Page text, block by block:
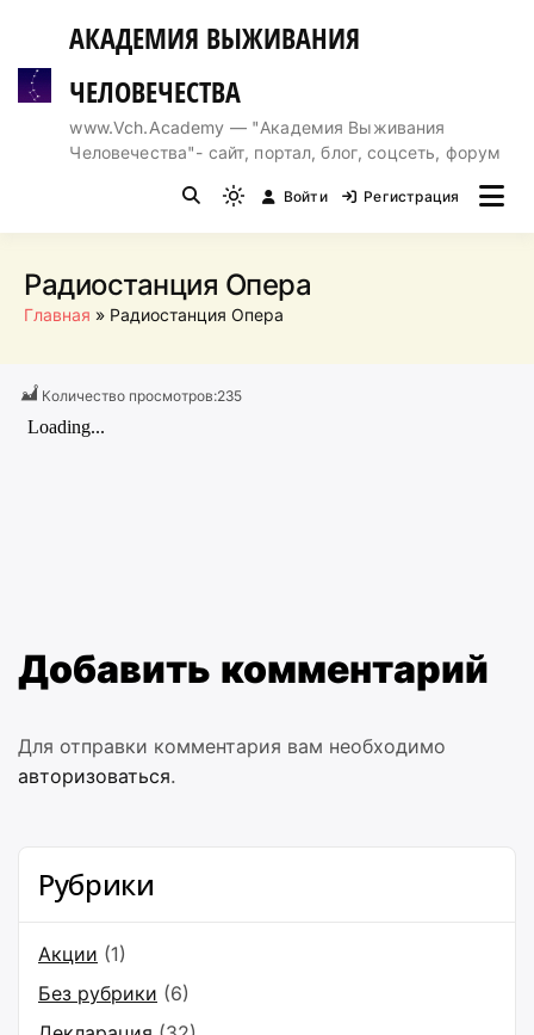
содержимому
АКАДЕМИЯ ВЫЖИВАНИЯ
ЧЕЛОВЕЧЕСТВА
www.Vch.Academy — "Академия Выживания
Человечества"- сайт, портал, блог, соцсеть, форум
Light
mode
(click
to
switch
dark)
Войти Регистрация
Радиостанция Опера
Главная Радиостанция Опера
Рубрики
Акции (1)
Без рубрики (6)
Количество просмотров:235
Добавить комментарий
Для отправки комментария вам необходимо
авторизоваться.